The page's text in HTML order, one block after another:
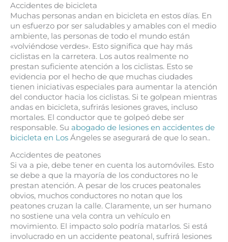
Accidentes de bicicleta
Muchas personas andan en bicicleta en estos días. En
un esfuerzo por ser saludables y amables con el medio
ambiente, las personas de todo el mundo están
«volviéndose verdes». Esto significa que hay más
ciclistas en la carretera. Los autos realmente no
prestan suficiente atención a los ciclistas. Esto se
evidencia por el hecho de que muchas ciudades
tienen iniciativas especiales para aumentar la atención
del conductor hacia los ciclistas. Si te golpean mientras
andas en bicicleta, sufrirás lesiones graves, incluso
mortales. El conductor que te golpeó debe ser
responsable. Su abogado de lesiones en accidentes de
bicicleta en Los Ángeles se asegurará de que lo sean..
Accidentes de peatones
Si va a pie, debe tener en cuenta los automóviles. Esto
se debe a que la mayoría de los conductores no le
prestan atención. A pesar de los cruces peatonales
obvios, muchos conductores no notan que los
peatones cruzan la calle. Claramente, un ser humano
no sostiene una vela contra un vehículo en
movimiento. El impacto solo podría matarlos. Si está
involucrado en un accidente peatonal, sufrirá lesiones